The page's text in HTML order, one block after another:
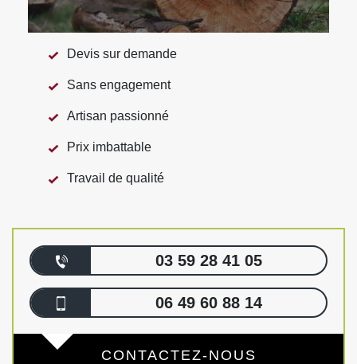
Devis sur demande
Sans engagement
Artisan passionné
Prix imbattable
Travail de qualité
03 59 28 41 05
06 49 60 88 14
CONTACTEZ-NOUS